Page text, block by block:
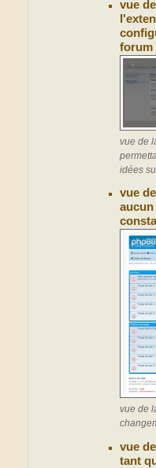
vue
forum
vue de
idées
vue
vue de
vue
tant